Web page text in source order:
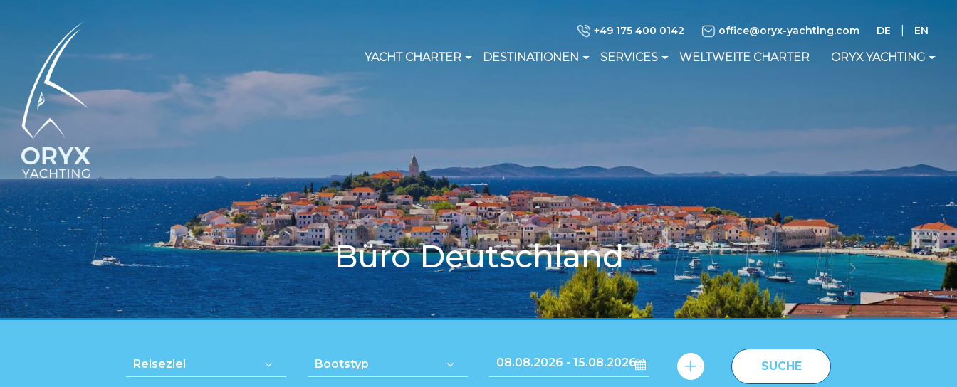
+49 175 400 0142 office@oryx-yachting.com DE EN
YACHT CHARTER DESTINATIONEN SERVICES WELTWEITE CHARTER ORYX YACHTING
Büro Deutschland
SUCHE
ALLE YACHTEN